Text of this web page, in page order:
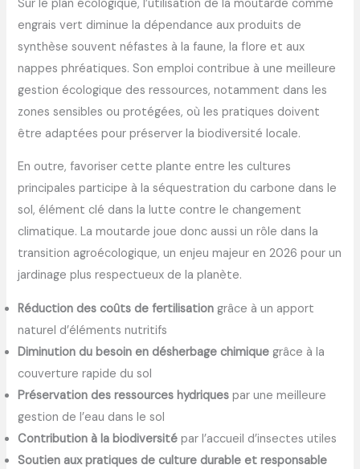
Sur le plan écologique, l’utilisation de la moutarde comme
engrais vert diminue la dépendance aux produits de
synthèse souvent néfastes à la faune, la flore et aux
nappes phréatiques. Son emploi contribue à une meilleure
gestion écologique des ressources, notamment dans les
zones sensibles ou protégées, où les pratiques doivent
être adaptées pour préserver la biodiversité locale.
En outre, favoriser cette plante entre les cultures
principales participe à la séquestration du carbone dans le
sol, élément clé dans la lutte contre le changement
climatique. La moutarde joue donc aussi un rôle dans la
transition agroécologique, un enjeu majeur en 2026 pour un
jardinage plus respectueux de la planète.
Réduction des coûts de fertilisation grâce à un apport
naturel d’éléments nutritifs
Diminution du besoin en désherbage chimique grâce à la
couverture rapide du sol
Préservation des ressources hydriques par une meilleure
gestion de l’eau dans le sol
Contribution à la biodiversité par l’accueil d’insectes utiles
Soutien aux pratiques de culture durable et responsable